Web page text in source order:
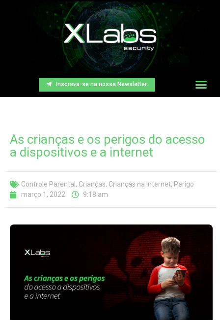
Inscreva-se na nossa Newsletter
As crianças e os perigos do acesso
a dispositivos e a internet
Controle Parental, Crianças, Crianças na Internet, Perigo
março 1, 2022
9:18 am